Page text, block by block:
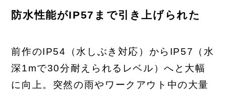
防水性能がIP57まで引き上げられた
前作のIP54（水しぶき対応）からIP57（水
深1mで30分耐えられるレベル）へと大幅
に向上。突然の雨やワークアウト中の大量